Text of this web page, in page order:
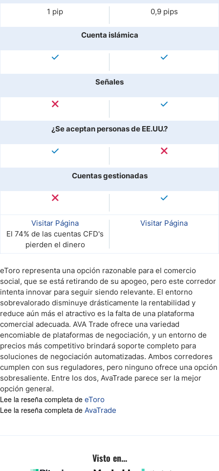
1 pip 0,9 pips
Cuenta islámica
Señales
¿Se aceptan personas de EE.UU.?
Cuentas gestionadas
Visitar Página
El 74% de las cuentas CFD's
pierden el dinero
Visitar Página
eToro representa una opción razonable para el comercio
social, que se está retirando de su apogeo, pero este corredor
intenta innovar para seguir siendo relevante. El entorno
sobrevalorado disminuye drásticamente la rentabilidad y
reduce aún más el atractivo es la falta de una plataforma
comercial adecuada. AVA Trade ofrece una variedad
encomiable de plataformas de negociación, y un entorno de
precios más competitivo brindará soporte completo para
soluciones de negociación automatizadas. Ambos corredores
cumplen con sus reguladores, pero ninguno ofrece una opción
sobresaliente. Entre los dos, AvaTrade parece ser la mejor
opción general.
Lee la reseña completa de eToro
Lee la reseña completa de AvaTrade
Visto en...